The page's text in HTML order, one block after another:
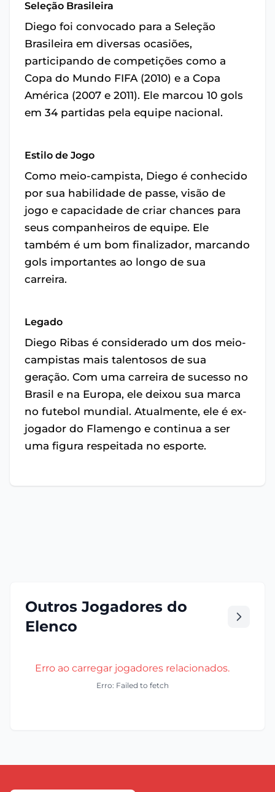
Seleção Brasileira
Diego foi convocado para a Seleção
Brasileira em diversas ocasiões,
participando de competições como a
Copa do Mundo FIFA (2010) e a Copa
América (2007 e 2011). Ele marcou 10 gols
em 34 partidas pela equipe nacional.
Estilo de Jogo
Como meio-campista, Diego é conhecido
por sua habilidade de passe, visão de
jogo e capacidade de criar chances para
seus companheiros de equipe. Ele
também é um bom finalizador, marcando
gols importantes ao longo de sua
carreira.
Legado
Diego Ribas é considerado um dos meio-
campistas mais talentosos de sua
geração. Com uma carreira de sucesso no
Brasil e na Europa, ele deixou sua marca
no futebol mundial. Atualmente, ele é ex-
jogador do Flamengo e continua a ser
uma figura respeitada no esporte.
Outros Jogadores do
Elenco
Erro ao carregar jogadores relacionados.
Erro: Failed to fetch